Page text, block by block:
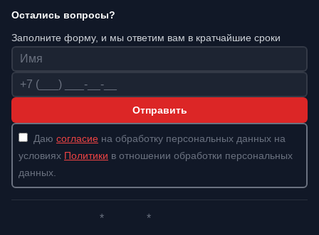
Остались вопросы?
Заполните форму, и мы ответим вам в кратчайшие сроки
Имя
Телефон
Отправить
Даю согласие на обработку персональных данных на
условиях Политики в отношении обработки персональных
данных.
* *